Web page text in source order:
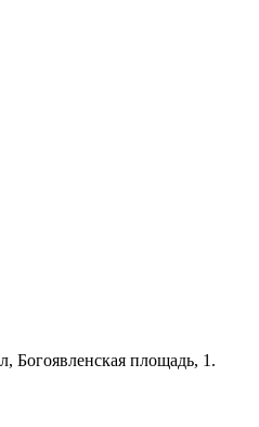
Богоявленская площадь, 1.